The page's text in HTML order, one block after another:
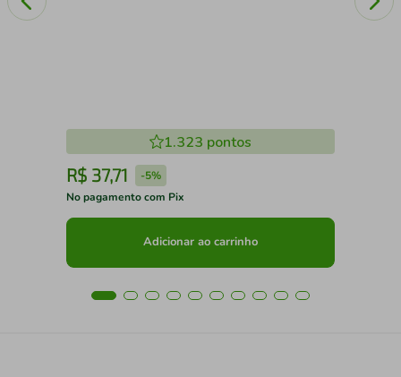
1.323 pontos
R$ 37,71 -5%
No pagamento com Pix
Adicionar ao carrinho